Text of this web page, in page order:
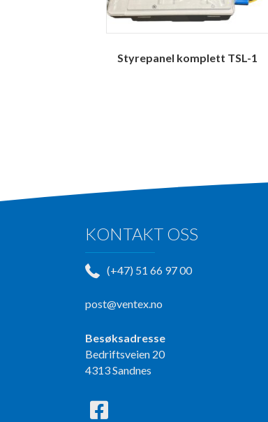
Styrepanel komplett TSL-1
KONTAKT OSS
(+47) 51 66 97 00
post@ventex.no
Besøksadresse
Bedriftsveien 20
4313 Sandnes